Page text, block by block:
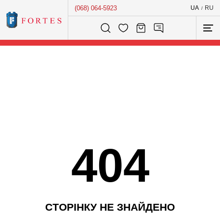
(068) 064-5923 UA / RU
Розумний пошук...
404
СТОРІНКУ НЕ ЗНАЙДЕНО